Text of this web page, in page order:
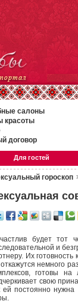
салоны
красоты
договор
Для гостей
гороскоп
будет тот
и
Их
немного
готовы на
свою
ей постоянно